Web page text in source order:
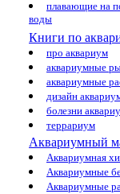
плавающие на
воды
Книги по
про аквариум
аквариумные
аквариумные
дизайн
болезни
террариум
Аквариумный
Аквариумная
Аквариумные
Аквариумные